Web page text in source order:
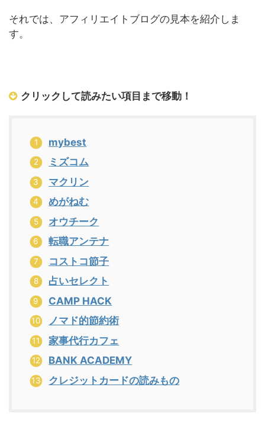
それでは、アフィリエイトブログの見本を紹介しま
す。
クリックして読みたい項目まで移動！
mybest
ミズコム
マクリン
めがねむ
オウチーク
転職アンテナ
コストコ節子
占いセレクト
CAMP HACK
ノマド的節約術
家事代行カフェ
BANK ACADEMY
クレジットカードの読みもの